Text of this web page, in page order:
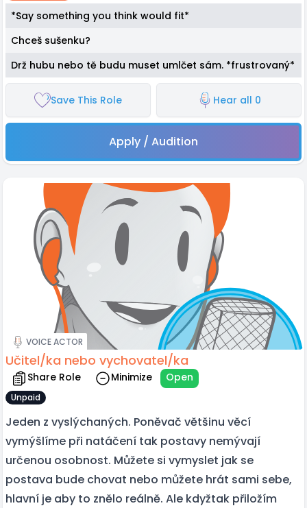
*Say something you think would fit*
Chceš sušenku?
Drž hubu nebo tě budu muset umlčet sám. *frustrovaný*
Save This Role Hear all 0
Apply / Audition
VOICE ACTOR
Učitel/ka nebo vychovatel/ka
Share Role Minimize Open
Unpaid
Jeden z vyslýchaných. Poněvač většinu věcí
vymýšlíme při natáčení tak postavy nemývají
určenou osobnost. Můžete si vymyslet jak se
postava bude chovat nebo můžete hrát sami sebe,
hlavní je aby to znělo reálně. Ale kdyžtak přiložím